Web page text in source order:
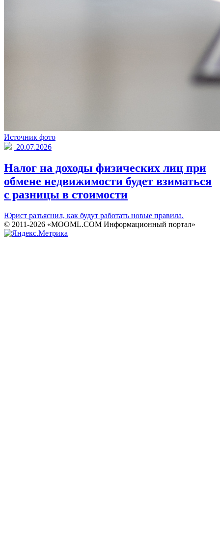
Источник фото
20.07.2026
Налог на доходы физических лиц при
обмене недвижимости будет взиматься
с разницы в стоимости
Юрист разъяснил, как будут работать новые правила.
© 2011-2026 «MOOML.COM Информационный портал»